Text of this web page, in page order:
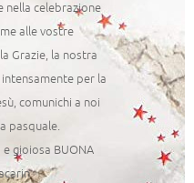
nella celebrazione
alle vostre
Grazie, la nostra
per la
comunichi a noi
pasquale.
gioiosa BUONA